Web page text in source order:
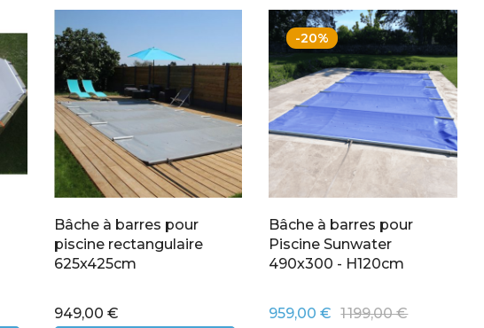
Bâche à barres pour
piscine rectangulaire
625x425cm
949,00 €
-20%
Bâche à barres pour
Piscine Sunwater
490x300 - H120cm
959,00 € 1 199,00 €